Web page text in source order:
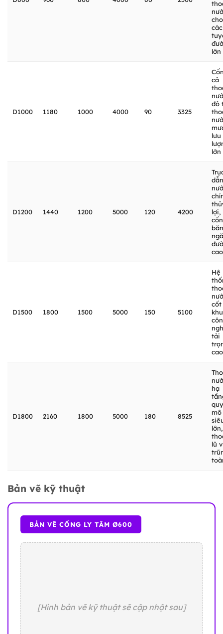
cho
các
lớn
D1000 1180 1000 4000 90 3325
cả
đô
lưu
lớn
D1200 1440 1200 5000 120 4200
dẫn
lợi,
D1500 1800 1500 5000 150 5100
Hệ
cốt
khu
tải
cao
D1800 2160 1800 5000 180 8525
hạ
quy
mô
lớn,
lũ
Bản vẽ kỹ thuật
BẢN VẼ CỐNG LY TÂM Ø600
[Hình bản vẽ kỹ thuật sẽ cập nhật sau]